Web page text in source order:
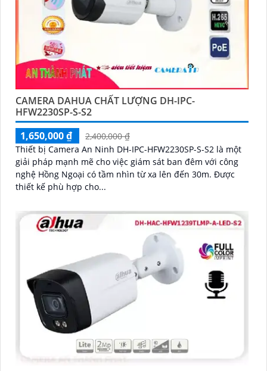
CAMERA DAHUA CHẤT LƯỢNG DH-IPC-
HFW2230SP-S-S2
1,650,000 ₫
2,400,000 ₫
Thiết bị Camera An Ninh DH-IPC-HFW2230SP-S-S2 là một
giải pháp mạnh mẽ cho việc giám sát ban đêm với công
nghệ Hồng Ngoại có tầm nhìn từ xa lên đến 30m. Được
thiết kế phù hợp cho...